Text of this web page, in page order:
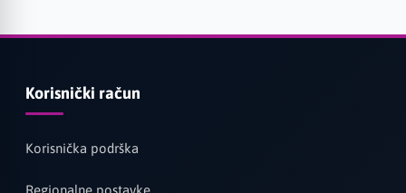
Korisnički račun
Korisnička podrška
Regionalne postavke